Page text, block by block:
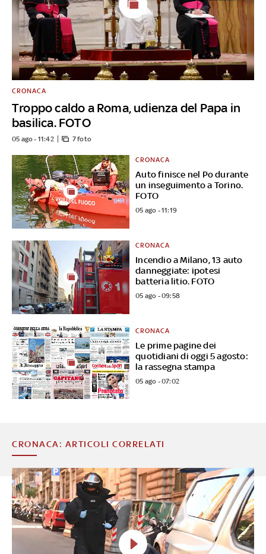
Troppo caldo a Roma, udienza del Papa in
basilica. FOTO
CRONACA
05 ago - 11:42 7 foto
Auto finisce nel Po durante
un inseguimento a Torino.
FOTO
CRONACA
05 ago - 11:19
Incendio a Milano, 13 auto
danneggiate: ipotesi
batteria litio. FOTO
CRONACA
05 ago - 09:58
Le prime pagine dei
quotidiani di oggi 5 agosto:
la rassegna stampa
CRONACA
05 ago - 07:02
CRONACA: ARTICOLI CORRELATI